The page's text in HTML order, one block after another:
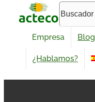
Empresa Blog
¿Hablamos?